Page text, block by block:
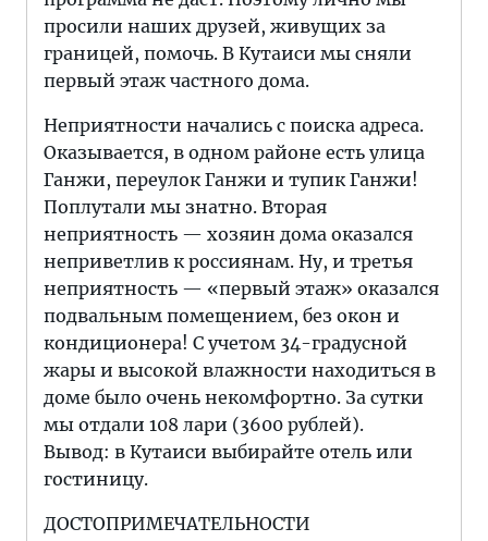
просили наших друзей, живущих за
границей, помочь. В Кутаиси мы сняли
первый этаж частного дома.
Неприятности начались с поиска адреса.
Оказывается, в одном районе есть улица
Ганжи, переулок Ганжи и тупик Ганжи!
Поплутали мы знатно. Вторая
неприятность — хозяин дома оказался
неприветлив к россиянам. Ну, и третья
неприятность — «первый этаж» оказался
подвальным помещением, без окон и
кондиционера! С учетом 34-градусной
жары и высокой влажности находиться в
доме было очень некомфортно. За сутки
мы отдали 108 лари (3600 рублей).
Вывод: в Кутаиси выбирайте отель или
гостиницу.
ДОСТОПРИМЕЧАТЕЛЬНОСТИ